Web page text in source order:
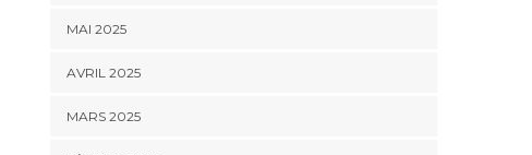
MAI 2025
AVRIL 2025
MARS 2025